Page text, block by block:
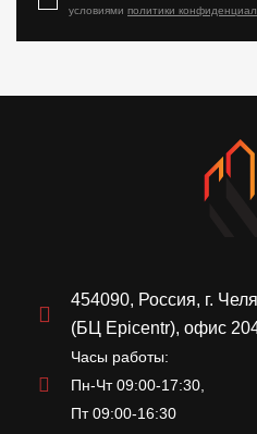
условиями политики
454090, Россия, г.
(БЦ Epicentr), офис
Часы работы:
Пн-Чт 09:00-17:30,
Пт 09:00-16:30